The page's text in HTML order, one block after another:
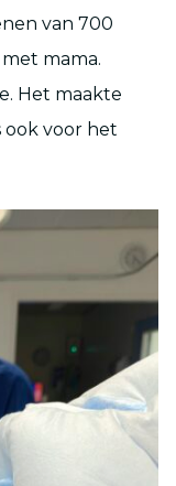
van 700
mama.
Het maakte
ook voor het